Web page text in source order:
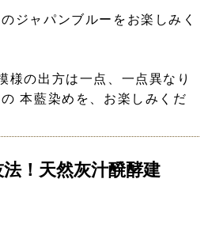
ジャパンブルーをお楽しみく
様の出方は一点、一点異なり
本藍染めを、お楽しみくだ
！天然灰汁醗酵建